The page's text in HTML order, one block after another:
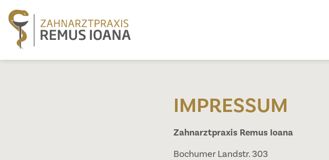
IMPRESSUM
Zahnarztpraxis Remus Ioana
Bochumer Landstr. 303